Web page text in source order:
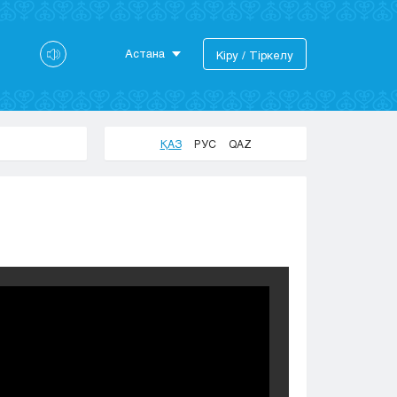
Астана
Актобе
Костанай
Кіру / Тіркелу
ҚАЗ РУС QAZ